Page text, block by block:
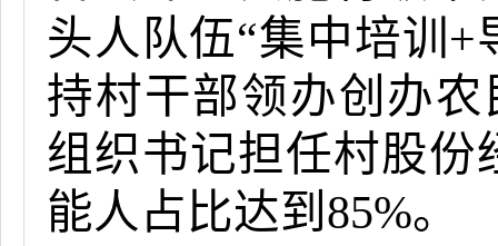
头人队伍“集中培训
持村干部领办创办
组织书记担任村股份
能人占比达到85%。